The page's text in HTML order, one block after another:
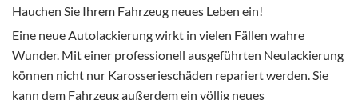
Hauchen Sie Ihrem Fahrzeug neues Leben ein!
Eine neue Autolackierung wirkt in vielen Fällen wahre
Wunder. Mit einer professionell ausgeführten Neulackierung
können nicht nur Karosserieschäden repariert werden. Sie
kann dem Fahrzeug außerdem ein völlig neues